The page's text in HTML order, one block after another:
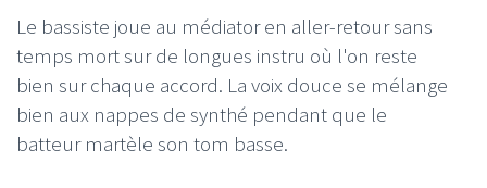
Le bassiste joue au médiator en aller-retour sans
temps mort sur de longues instru où l'on reste
bien sur chaque accord. La voix douce se mélange
bien aux nappes de synthé pendant que le
batteur martèle son tom basse.